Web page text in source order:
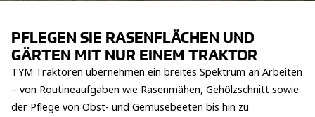
PFLEGEN SIE RASENFLÄCHEN UND G
ÄRTEN MIT NUR EINEM TRAKTOR
TYM Traktoren übernehmen ein breites Spektrum an Arbeiten
– von Routineaufgaben wie Rasenmähen, Gehölzschnitt sowie
der Pflege von Obst- und Gemüsebeeten bis hin zu